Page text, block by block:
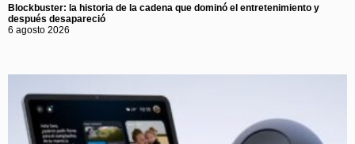
Blockbuster: la historia de la cadena que dominó el entretenimiento y
después desapareció
6 agosto 2026